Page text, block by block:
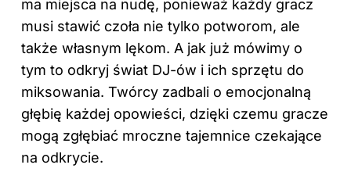
ma miejsca na nudę, ponieważ każdy gracz
musi stawić czoła nie tylko potworom, ale
także własnym lękom. A jak już mówimy o
tym to odkryj świat DJ-ów i ich sprzętu do
miksowania. Twórcy zadbali o emocjonalną
głębię każdej opowieści, dzięki czemu gracze
mogą zgłębiać mroczne tajemnice czekające
na odkrycie.